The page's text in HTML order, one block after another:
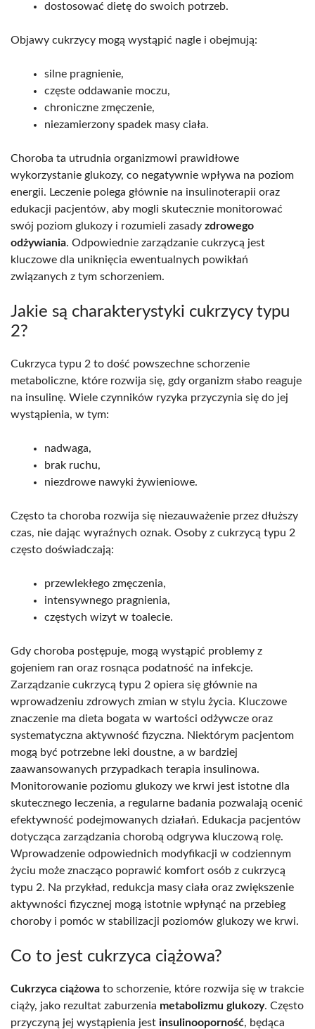
dostosować dietę do swoich potrzeb.
Objawy cukrzycy mogą wystąpić nagle i obejmują:
silne pragnienie,
częste oddawanie moczu,
chroniczne zmęczenie,
niezamierzony spadek masy ciała.
Choroba ta utrudnia organizmowi prawidłowe
wykorzystanie glukozy, co negatywnie wpływa na poziom
energii. Leczenie polega głównie na insulinoterapii oraz
edukacji pacjentów, aby mogli skutecznie monitorować
swój poziom glukozy i rozumieli zasady zdrowego
odżywiania. Odpowiednie zarządzanie cukrzycą jest
kluczowe dla uniknięcia ewentualnych powikłań
związanych z tym schorzeniem.
Jakie są charakterystyki cukrzycy typu
2?
Cukrzyca typu 2 to dość powszechne schorzenie
metaboliczne, które rozwija się, gdy organizm słabo reaguje
na insulinę. Wiele czynników ryzyka przyczynia się do jej
wystąpienia, w tym:
nadwaga,
brak ruchu,
niezdrowe nawyki żywieniowe.
Często ta choroba rozwija się niezauważenie przez dłuższy
czas, nie dając wyraźnych oznak. Osoby z cukrzycą typu 2
często doświadczają:
przewlekłego zmęczenia,
intensywnego pragnienia,
częstych wizyt w toalecie.
Gdy choroba postępuje, mogą wystąpić problemy z
gojeniem ran oraz rosnąca podatność na infekcje.
Zarządzanie cukrzycą typu 2 opiera się głównie na
wprowadzeniu zdrowych zmian w stylu życia. Kluczowe
znaczenie ma dieta bogata w wartości odżywcze oraz
systematyczna aktywność fizyczna. Niektórym pacjentom
mogą być potrzebne leki doustne, a w bardziej
zaawansowanych przypadkach terapia insulinowa.
Monitorowanie poziomu glukozy we krwi jest istotne dla
skutecznego leczenia, a regularne badania pozwalają ocenić
efektywność podejmowanych działań. Edukacja pacjentów
dotycząca zarządzania chorobą odgrywa kluczową rolę.
Wprowadzenie odpowiednich modyfikacji w codziennym
życiu może znacząco poprawić komfort osób z cukrzycą
typu 2. Na przykład, redukcja masy ciała oraz zwiększenie
aktywności fizycznej mogą istotnie wpłynąć na przebieg
choroby i pomóc w stabilizacji poziomów glukozy we krwi.
Co to jest cukrzyca ciążowa?
Cukrzyca ciążowa to schorzenie, które rozwija się w trakcie
ciąży, jako rezultat zaburzenia metabolizmu glukozy. Często
przyczyną jej wystąpienia jest insulinooporność, będąca